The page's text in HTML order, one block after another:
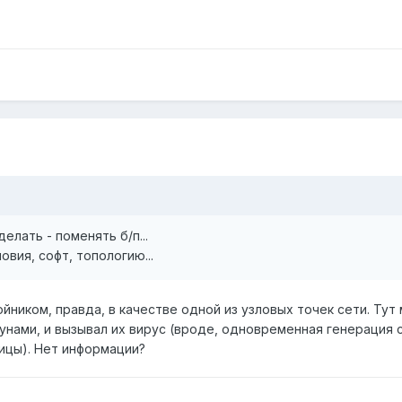
- поменять б/п...
софт, топологию...
правда, в качестве одной из узловых точек сети.
и вызывал их вирус (вроде, одновременная
Нет информации?